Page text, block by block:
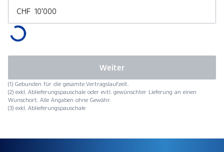
CHF
(1) Gebunden für die gesamte Vertragslaufzeit.
(2) exkl. Ablieferungspauschale oder evtl. gewünschter Lieferung an einen
Wunschort. Alle Angaben ohne Gewähr.
(3) exkl. Ablieferungspauschale
Weiter